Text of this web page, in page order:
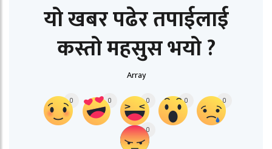
यो खबर पढेर तपाईलाई
कस्तो महसुस भयो ?
Array
0 0 0 0 0
0